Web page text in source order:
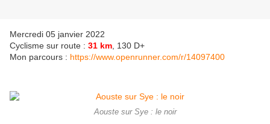
Mercredi 05 janvier 2022
Cyclisme sur route : 31 km , 130 D+
Mon parcours : https://www.openrunner.com/r/14097400
Aouste sur Sye : le noir